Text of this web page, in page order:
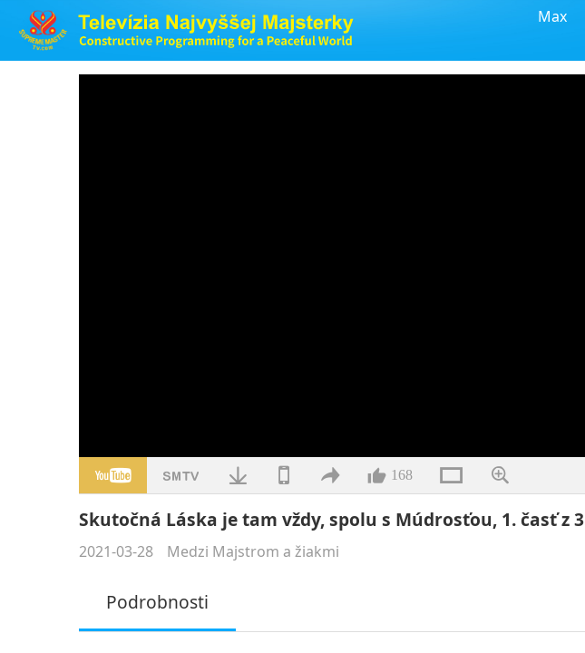
Max
168
Skutočná Láska je tam vždy, spolu s Múdrosťou, 1. časť z 3
2021-03-28 Medzi Majstrom a žiakmi
Podrobnosti